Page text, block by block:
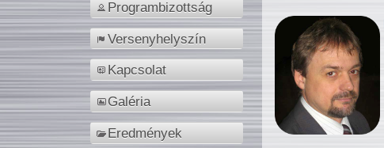
Programbizottság
Versenyhelyszín
Kapcsolat
Galéria
Eredmények